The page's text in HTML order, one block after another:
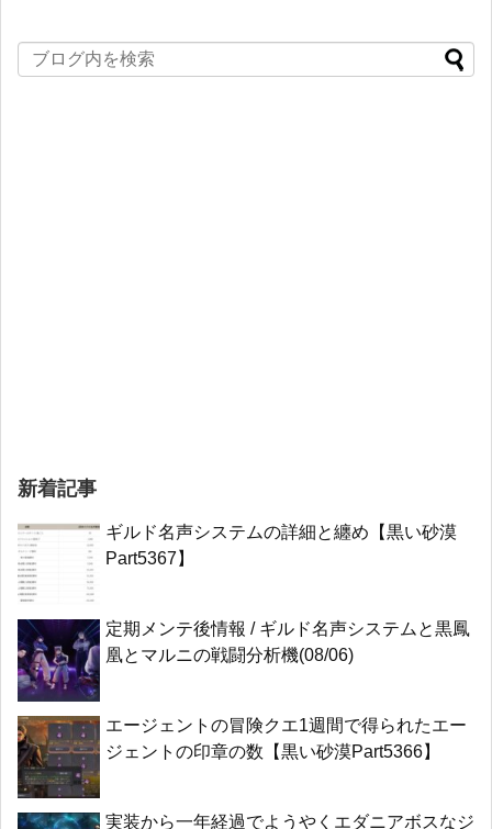
新着記事
ギルド名声システムの詳細と纏め【黒い砂漠
Part5367】
定期メンテ後情報 / ギルド名声システムと黒鳳
凰とマルニの戦闘分析機(08/06)
エージェントの冒険クエ1週間で得られたエー
ジェントの印章の数【黒い砂漠Part5366】
実装から一年経過でようやくエダニアボスなジ